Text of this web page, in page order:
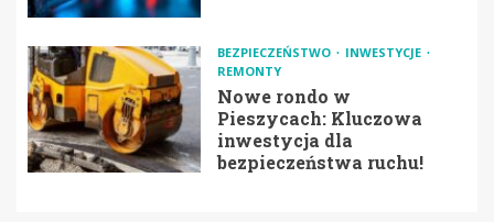
BEZPIECZEŃSTWO
INWESTYCJE
REMONTY
Nowe rondo w
Pieszycach: Kluczowa
inwestycja dla
bezpieczeństwa ruchu!